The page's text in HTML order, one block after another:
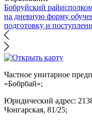
Бобруйский
на дневную форму
подготовку и
Частное унитарное
«Бобрбай»;
Юридический адрес:
Чонгарская, 81/25;